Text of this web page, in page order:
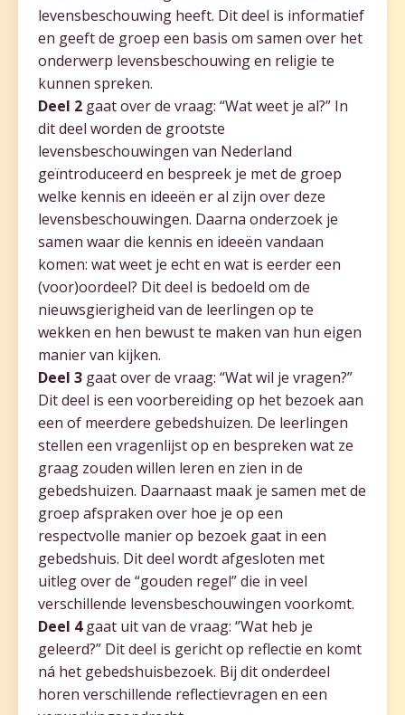
levensbeschouwing heeft. Dit deel is informatief
en geeft de groep een basis om samen over het
onderwerp levensbeschouwing en religie te
kunnen spreken.
Deel 2 gaat over de vraag: “Wat weet je al?” In
dit deel worden de grootste
levensbeschouwingen van Nederland
geïntroduceerd en bespreek je met de groep
welke kennis en ideeën er al zijn over deze
levensbeschouwingen. Daarna onderzoek je
samen waar die kennis en ideeën vandaan
komen: wat weet je echt en wat is eerder een
(voor)oordeel? Dit deel is bedoeld om de
nieuwsgierigheid van de leerlingen op te
wekken en hen bewust te maken van hun eigen
manier van kijken.
Deel 3 gaat over de vraag: “Wat wil je vragen?”
Dit deel is een voorbereiding op het bezoek aan
een of meerdere gebedshuizen. De leerlingen
stellen een vragenlijst op en bespreken wat ze
graag zouden willen leren en zien in de
gebedshuizen. Daarnaast maak je samen met de
groep afspraken over hoe je op een
respectvolle manier op bezoek gaat in een
gebedshuis. Dit deel wordt afgesloten met
uitleg over de “gouden regel” die in veel
verschillende levensbeschouwingen voorkomt.
Deel 4gaat uit van de vraag: ‘’Wat heb je
geleerd?” Dit deel is gericht op reflectie en komt
ná het gebedshuisbezoek. Bij dit onderdeel
horen verschillende reflectievragen en een